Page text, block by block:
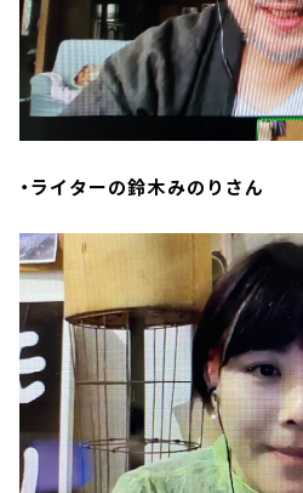
・ライターの鈴木みのりさん